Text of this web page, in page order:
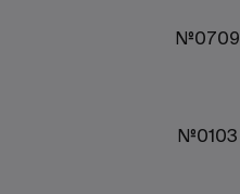
№0709
№0103